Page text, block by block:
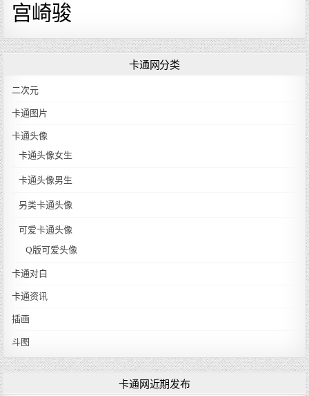
宫崎骏
卡通网分类
二次元
卡通图片
卡通头像
卡通头像女生
卡通头像男生
另类卡通头像
可爱卡通头像
Q版可爱头像
卡通对白
卡通资讯
插画
斗图
卡通网近期发布